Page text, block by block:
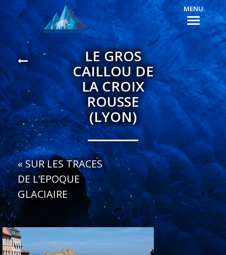
MENU
LE GROS
CAILLOU DE
LA CROIX
ROUSSE
(LYON)
«SUR LES TRACES
DE L’EPOQUE
GLACIAIRE